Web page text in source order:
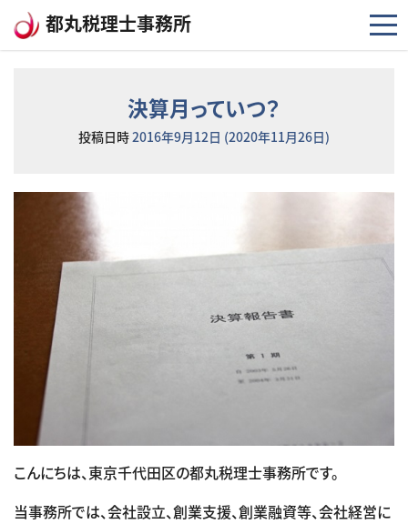
コンテンツへスキップ
都丸税理士事務所
決算月っていつ？
投稿日時2016年9月12日 (2020年11月26日)
こんにちは、東京千代田区の都丸税理士事務所です。
当事務所では、会社設立、創業支援、創業融資等、会社経営に